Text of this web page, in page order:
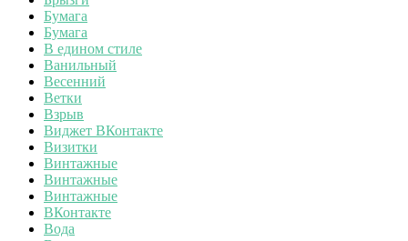
Бумага
Бумага
В едином стиле
Ванильный
Весенний
Ветки
Взрыв
Виджет ВКонтакте
Визитки
Винтажные
Винтажные
Винтажные
ВКонтакте
Вода